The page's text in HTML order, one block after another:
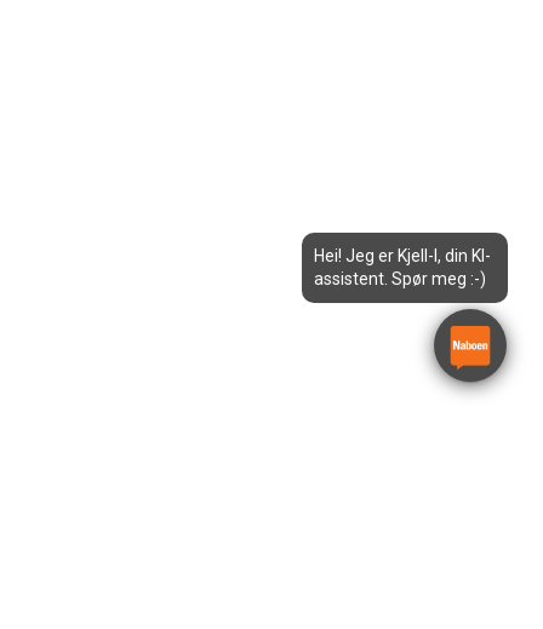
Hei! Jeg er Kjell-I, din KI-
assistent. Spør meg :-)